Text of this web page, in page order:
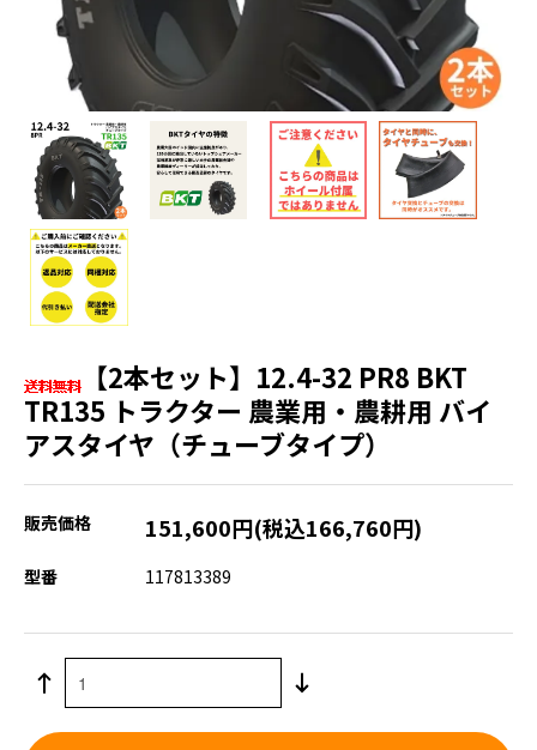
【2本セット】12.4-32 PR8 BKT
TR135 トラクター 農業用・農耕用 バイ
アスタイヤ（チューブタイプ）
販売価格 151,600円(税込166,760円)
型番 117813389